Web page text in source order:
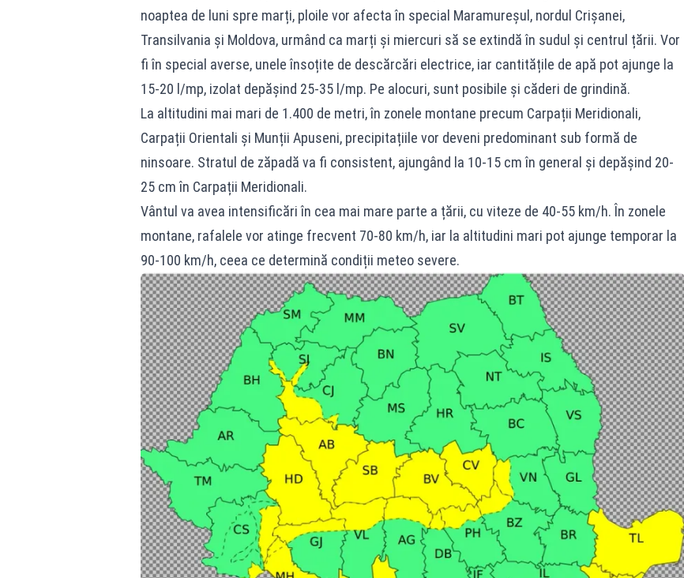
noaptea de luni spre marți, ploile vor afecta în special Maramureșul, nordul Crișanei,
Transilvania și Moldova, urmând ca marți și miercuri să se extindă în sudul și centrul țării. Vor
fi în special averse, unele însoțite de descărcări electrice, iar cantitățile de apă pot ajunge la
15-20 l/mp, izolat depășind 25-35 l/mp. Pe alocuri, sunt posibile și căderi de grindină.
La altitudini mai mari de 1.400 de metri, în zonele montane precum Carpații Meridionali,
Carpații Orientali și Munții Apuseni, precipitațiile vor deveni predominant sub formă de
ninsoare. Stratul de zăpadă va fi consistent, ajungând la 10-15 cm în general și depășind 20-
25 cm în Carpații Meridionali.
Vântul va avea intensificări în cea mai mare parte a țării, cu viteze de 40-55 km/h. În zonele
montane, rafalele vor atinge frecvent 70-80 km/h, iar la altitudini mari pot ajunge temporar la
90-100 km/h, ceea ce determină condiții meteo severe.